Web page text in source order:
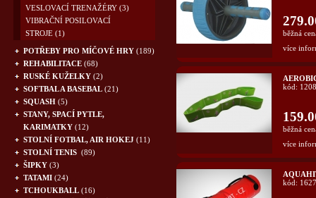
VESLOVACÍ TRENAŽÉRY (3)
VIBRAČNÍ POSILOVACÍ
STROJE (1)
POTŘEBY PRO MÍČOVÉ HRY (189)
REHABILITACE (68)
RUSKÉ KUŽELKY (2)
SOFTBAL A BASEBAL (21)
SQUASH (5)
STANY, SPACÍ PYTLE,
KARIMATKY (12)
STOLNÍ FOTBAL, AIR HOKEJ (11)
STOLNÍ TENIS (89)
ŠIPKY (3)
TATAMI (24)
TCHOUKBALL (16)
běžná
více
kód:
běžná
více
kód: